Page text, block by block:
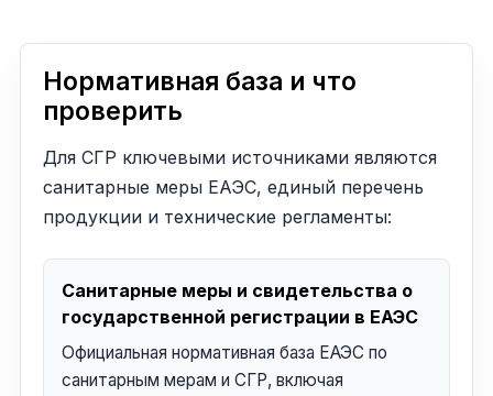
Нормативная база и что
проверить
Для СГР ключевыми источниками являются
санитарные меры ЕАЭС, единый перечень
продукции и технические регламенты:
Санитарные меры и свидетельства о
государственной регистрации в ЕАЭС
Официальная нормативная база ЕАЭС по
санитарным мерам и СГР, включая